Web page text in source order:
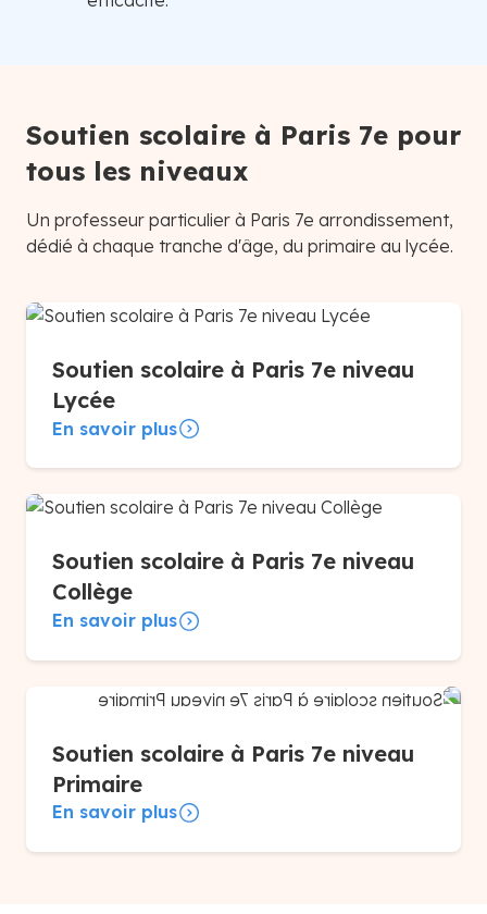
Soutien scolaire à Paris 7e pour
tous les niveaux
Un professeur particulier à Paris 7e arrondissement,
dédié à chaque tranche d'âge, du primaire au lycée.
Soutien scolaire à Paris 7e niveau
Lycée
En savoir plus
Soutien scolaire à Paris 7e niveau
Collège
En savoir plus
Soutien scolaire à Paris 7e niveau
Primaire
En savoir plus